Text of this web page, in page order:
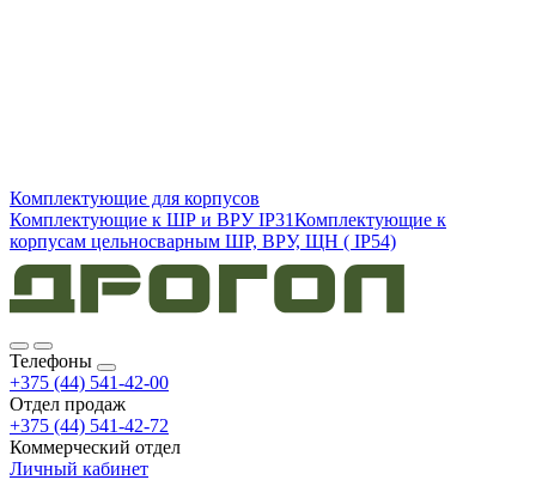
Комплектующие для корпусов
Комплектующие к ШР и ВРУ IP31Комплектующие к
корпусам цельносварным ШР, ВРУ, ЩН ( IP54)
Телефоны
+375 (44) 541-42-00
Отдел продаж
+375 (44) 541-42-72
Коммерческий отдел
Личный кабинет